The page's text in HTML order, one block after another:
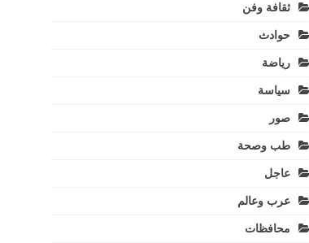
ثقافة وفن
حوادث
رياضة
سياسة
صور
طب وصحة
عاجل
عرب وعالم
محافظات